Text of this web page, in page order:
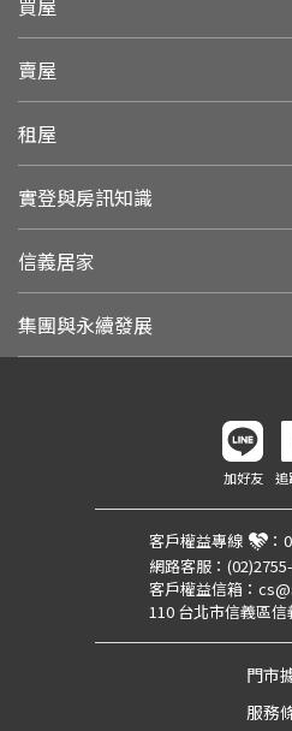
買屋
賣屋
租屋
實登與房訊知識
信義居家
集團與永續發展
加好友 追
客戶權益專線 ：
網路客服：
客戶權益信箱：
110 台北市信義區
門市
服務